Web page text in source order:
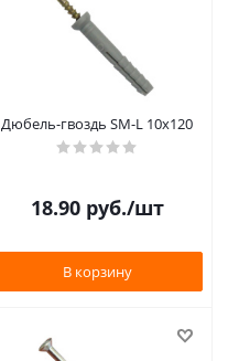
Дюбель-гвоздь SM-L 10х120
18.90руб./шт
В корзину